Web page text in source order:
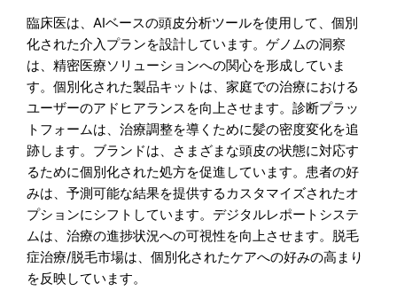
臨床医は、AIベースの頭皮分析ツールを使用して、個別
化された介入プランを設計しています。ゲノムの洞察
は、精密医療ソリューションへの関心を形成していま
す。個別化された製品キットは、家庭での治療における
ユーザーのアドヒアランスを向上させます。診断プラッ
トフォームは、治療調整を導くために髪の密度変化を追
跡します。ブランドは、さまざまな頭皮の状態に対応す
るために個別化された処方を促進しています。患者の好
みは、予測可能な結果を提供するカスタマイズされたオ
プションにシフトしています。デジタルレポートシステ
ムは、治療の進捗状況への可視性を向上させます。脱毛
症治療/脱毛市場は、個別化されたケアへの好みの高まり
を反映しています。